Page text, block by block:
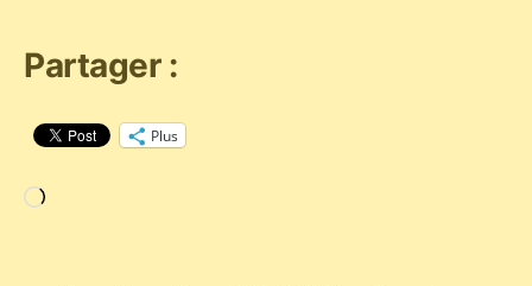
Partager :
Plus